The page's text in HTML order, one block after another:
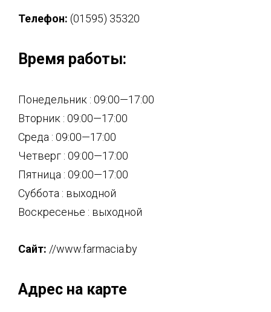
Телефон: (01595) 35320
Время работы:
Понедельник : 09:00—17:00
Вторник : 09:00—17:00
Среда : 09:00—17:00
Четверг : 09:00—17:00
Пятница : 09:00—17:00
Суббота : выходной
Воскресенье : выходной
Сайт: //www.farmacia.by
Адрес на карте